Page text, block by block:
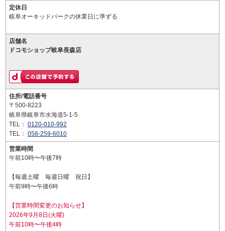
定休日
岐阜オーキッドパークの休業日に準ずる
店舗名
ドコモショップ岐阜長森店
住所/電話番号
〒500-8223
岐阜県岐阜市水海道5-1-5
TEL： 0120-010-992
TEL： 058-259-6010
営業時間
午前10時〜午後7時
【毎週土曜 毎週日曜 祝日】
午前9時〜午後6時
【営業時間変更のお知らせ】
2026年9月8日(火曜)
午前10時〜午後4時